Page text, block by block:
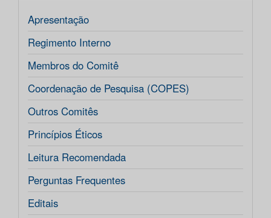
Apresentação
Regimento Interno
Membros do Comitê
Coordenação de Pesquisa (COPES)
Outros Comitês
Princípios Éticos
Leitura Recomendada
Perguntas Frequentes
Editais